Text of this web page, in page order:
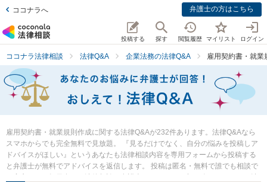
ココナラへ 弁護士の方はこちら
投稿する 探す 閲覧履歴 マイリスト ログイン
ココナラ法律相談 法律Q&A 企業法務の法律Q&A 雇用契約書・就業
雇用契約書・就業規則作成に関する法律Q&Aが232件あります。法律Q&Aなら
スマホからでも完全無料で見放題。 『見るだけでなく、自分の悩みを投稿しア
ドバイスがほしい』というあなたも法律相談内容を専用フォームから投稿する
と弁護士が無料でアドバイスを返信します。 投稿は匿名・無料で誰でも相談で
き安心です。毎日多くの法律相談に弁護士がアドバイス中。 今すぐあなたの法